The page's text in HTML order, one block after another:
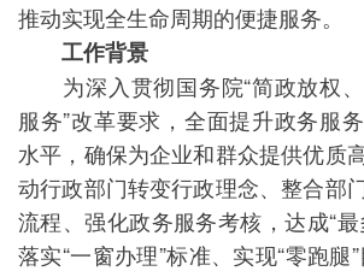
推动实现全生命周期的便捷服务。
工作背景
为深入贯彻国务院“简政放权
服务”改革要求，全面提升政务服
水平，确保为企业和群众提供优质
动行政部门转变行政理念、整合部
流程、强化政务服务考核，达成“最
落实“一窗办理”标准、实现“零跑腿